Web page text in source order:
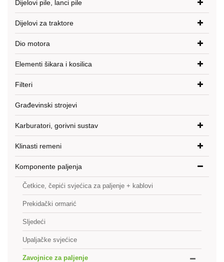
Dijelovi pile, lanci pile
Dijelovi za traktore
Dio motora
Elementi šikara i kosilica
Filteri
Građevinski strojevi
Karburatori, gorivni sustav
Klinasti remeni
Komponente paljenja
Četkice, čepići svjećica za paljenje + kablovi
Prekidački ormarić
Sljedeći
Upaljačke svjećice
Zavojnice za paljenje